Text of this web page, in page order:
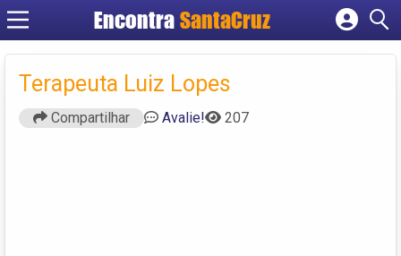
Encontra
Cadastrar empresa
Criar conta
Terapeuta Luiz Lopes
Compartilhar Avalie! 207